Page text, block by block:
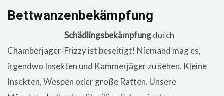
Bettwanzenbekämpfung
Schädlingsbekämpfungdurch
Chamberjager-Frizzy ist beseitigt! Niemand mag es,
irgendwo Insekten und Kammerjäger zu sehen. Kleine
Insekten, Wespen oder große Ratten. Unsere